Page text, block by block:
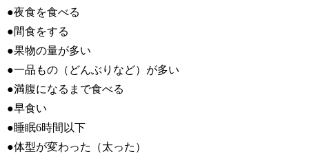
●夜食を食べる
●間食をする
●果物の量が多い
●一品もの（どんぶりなど）が多い
●満腹になるまで食べる
●早食い
●睡眠6時間以下
●体型が変わった（太った）